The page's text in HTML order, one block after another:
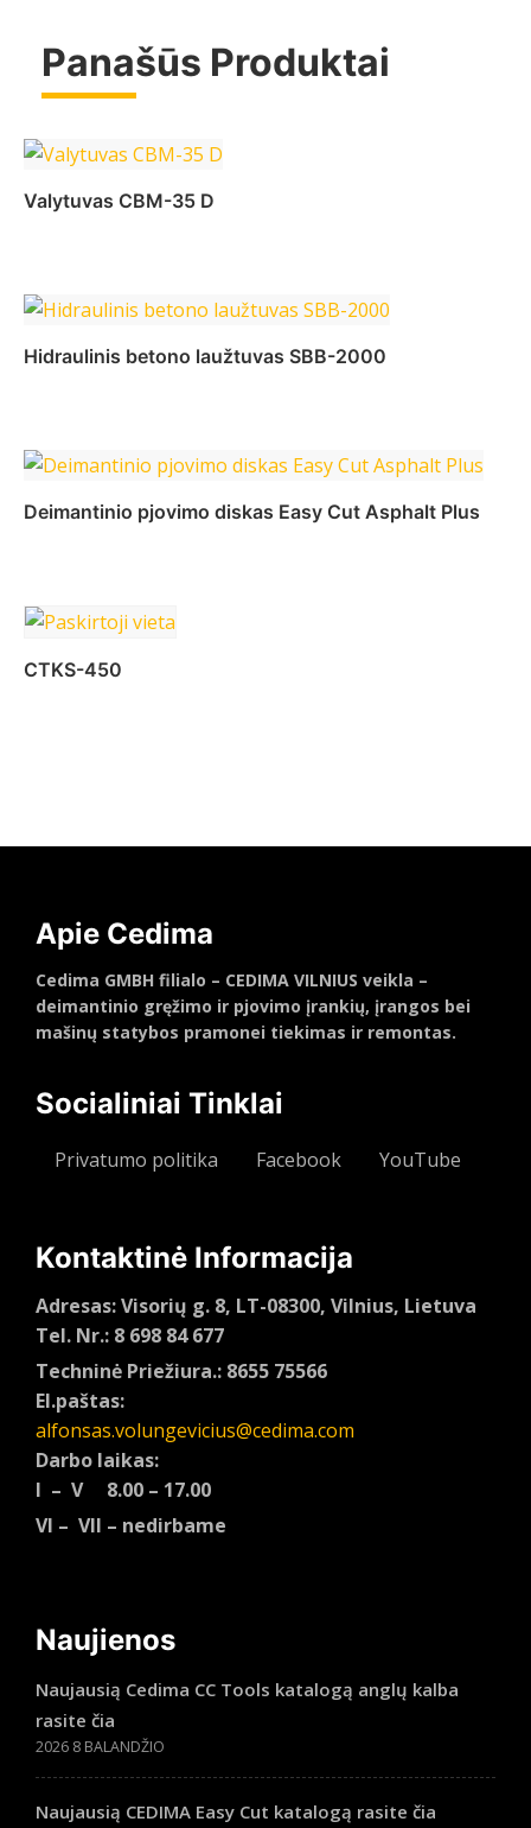
Panašūs Produktai
Valytuvas CBM-35 D
Daugiau
Hidraulinis betono laužtuvas SBB-2000
Daugiau
Deimantinio pjovimo diskas Easy Cut Asphalt Plus
Daugiau
CTKS-450
Apie Cedima
Cedima GMBH filialo – CEDIMA VILNIUS veikla –
deimantinio gręžimo ir pjovimo įrankių, įrangos bei
mašinų statybos pramonei tiekimas ir remontas.
Socialiniai Tinklai
Privatumo politika Facebook YouTube
Kontaktinė Informacija
Adresas: Visorių g. 8, LT-08300, Vilnius, Lietuva
Tel. Nr.: 8 698 84 677
Techninė Priežiura.: 8655 75566
El.paštas:
alfonsas.volungevicius@cedima.com
Darbo laikas:
I – V 8.00 – 17.00
VI – VII – nedirbame
Naujienos
Naujausią Cedima CC Tools katalogą anglų kalba
rasite čia
2026 8 BALANDŽIO
Naujausią CEDIMA Easy Cut katalogą rasite čia